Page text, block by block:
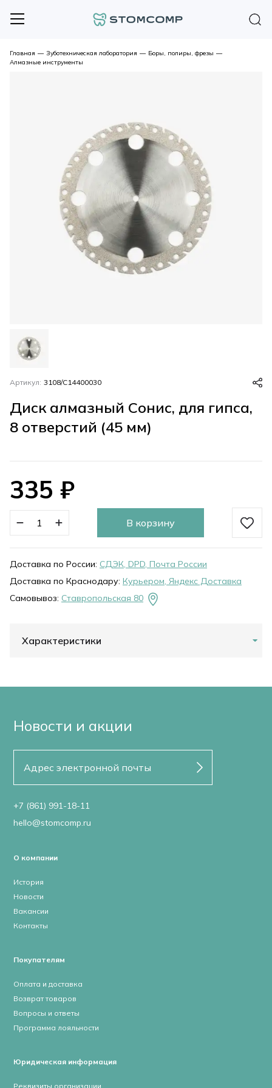
Главная — Зуботехническая лаборатория — Боры, полиры, фрезы —
Алмазные инструменты
Артикул: 3108/C14400030
Диск алмазный Сонис, для гипса,
8 отверстий (45 мм)
335 ₽
В корзину
Доставка по России: СДЭК, DPD, Почта России
Доставка по Краснодару: Курьером, Яндекс Доставка
Самовывоз: Ставропольская 80
Характеристики
Новости и акции
+7 (861) 991-18-11
hello@stomcomp.ru
О компании
История
Новости
Вакансии
Контакты
Покупателям
Оплата и доставка
Возврат товаров
Вопросы и ответы
Программа лояльности
Юридическая информация
Реквизиты организации